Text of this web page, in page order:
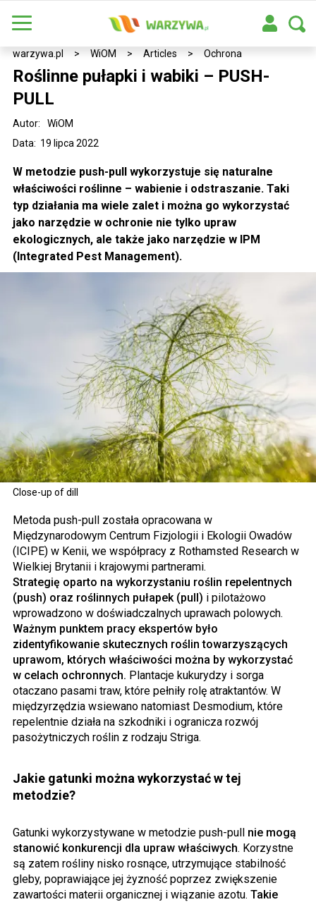
warzywa.pl > WiOM > Articles > Ochrona
Close-up of dill
Roślinne pułapki i wabiki – PUSH-
PULL
Data: 19 lipca 2022
Autor: WiOM
W metodzie push-pull wykorzystuje się naturalne
właściwości roślinne – wabienie i odstraszanie. Taki
typ działania ma wiele zalet i można go wykorzystać
jako narzędzie w ochronie nie tylko upraw
ekologicznych, ale także jako narzędzie w IPM
(Integrated Pest Management).
Metoda push-pull została opracowana w
Międzynarodowym Centrum Fizjologii i Ekologii Owadów
(ICIPE) w Kenii, we współpracy z Rothamsted Research w
Wielkiej Brytanii i krajowymi partnerami.
Strategię oparto na wykorzystaniu roślin repelentnych
(push) oraz roślinnych pułapek (pull) i pilotażowo
wprowadzono w doświadczalnych uprawach polowych.
Ważnym punktem pracy ekspertów było
zidentyfikowanie skutecznych roślin towarzyszących
uprawom, których właściwości można by wykorzystać
w celach ochronnych. Plantacje kukurydzy i sorga
otaczano pasami traw, które pełniły rolę atraktantów. W
międzyrzędzia wsiewano natomiast Desmodium, które
repelentnie działa na szkodniki i ogranicza rozwój
pasożytniczych roślin z rodzaju Striga.
Jakie gatunki można wykorzystać w tej
metodzie?
Gatunki wykorzystywane w metodzie push-pull nie mogą
stanowić konkurencji dla upraw właściwych. Korzystne
są zatem rośliny nisko rosnące, utrzymujące stabilność
gleby, poprawiające jej żyzność poprzez zwiększenie
zawartości materii organicznej i wiązanie azotu. Takie